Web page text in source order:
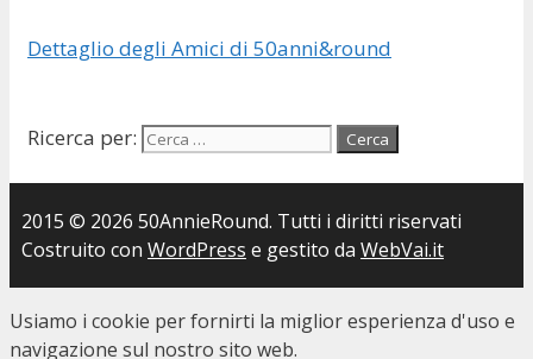
Dettaglio degli Amici di 50anni&round
Ricerca per:
2015 © 2026 50AnnieRound. Tutti i diritti riservati
Costruito con WordPress e gestito da WebVai.it
Usiamo i cookie per fornirti la miglior esperienza d'uso e
navigazione sul nostro sito web.